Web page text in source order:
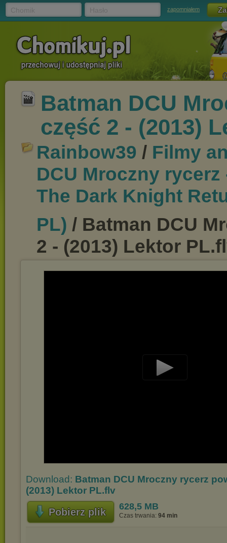
zapomniałem
Batman DCU
część 2 - (2013)
Rainbow39 / Filmy
DCU Mroczny
The Dark Knight Re
PL) / Batman DCU
2 - (2013) Lektor
Download: Batman DCU Mroczny rycerz
(2013) Lektor PL.flv
Pobierz plik 628,5 MB
Czas trwania: 94 min